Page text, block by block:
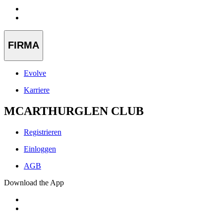
FIRMA
Evolve
Karriere
MCARTHURGLEN CLUB
Registrieren
Einloggen
AGB
Download the App